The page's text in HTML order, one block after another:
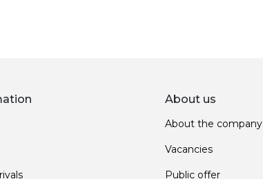
About us
About the company
Vacancies
Public offer